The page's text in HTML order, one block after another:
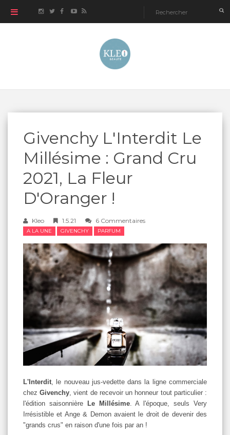
Givenchy L'Interdit Le
Millésime : Grand Cru
2021, La Fleur
D'Oranger !
Kleo 1.5.21 6 Commentaires
A LA UNE GIVENCHY PARFUM
L'Interdit, le nouveau jus-vedette dans la ligne commerciale
chezGivenchy, vient de recevoir un honneur tout particulier :
l'édition saisonnière
Le Millésime. A l'époque, seuls Very
Irrésistible et Ange & Demon avaient le droit de devenir des
"grands crus" en raison d'une fois par an !